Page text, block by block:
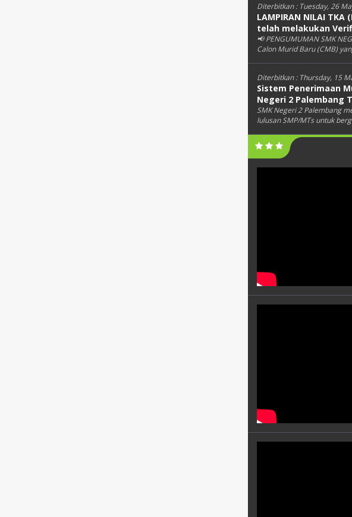
Diterbitkan : Tuesday, 26
LAMPIRAN NILAI TKA
telah melakukan
📢 PENGUMUMAN SMK
Calon Murid Baru (CMB)
Diterbitkan : Thursday, 15
Sistem Penerimaan
Negeri 2 Palembang
SMK Negeri 2 Palembang
lulusan SMP/MTs untuk